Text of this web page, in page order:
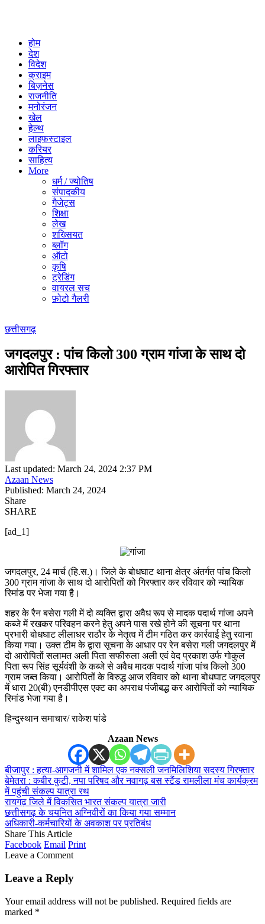
होम
देश
विदेश
क्राइम
बिज़नेस
राजनीति
मनोरंजन
खेल
हेल्थ
लाइफस्टाइल
करियर
साहित्य
More
धर्म / ज्योतिष
संपादकीय
गैजेट्स
शिक्षा
लेख
शख्सियत
ब्लॉग
ऑटो
कृषि
ट्रेडिंग
वायरल सच
फ़ोटो गैलरी
छत्तीसगढ़
जगदलपुर : पांच किलो 300 ग्राम गांजा के साथ दो
आरोपित गिरफ्तार
Last updated: March 24, 2024 2:37 PM
Azaan News
Published: March 24, 2024
Share
SHARE
[ad_1]
जगदलपुर, 24 मार्च (हि.स.)। जिले के बोधघाट थाना क्षेत्र अंतर्गत पांच किलो
300 ग्राम गांजा के साथ दो आरोपितों को गिरफ्तार कर रविवार को न्यायिक
रिमांड पर भेजा गया है।
शहर के रैन बसेरा गली में दो व्यक्ति द्वारा अवैध रूप से मादक पदार्थ गांजा अपने
कब्जे में रखकर परिवहन करने हेतु अपने पास रखे होने की सूचना पर थाना
प्रभारी बोधघाट लीलाधर राठौर के नेतृत्व में टीम गठित कर कार्रवाई हेतु रवाना
किया गया। उक्त टीम के द्वारा सूचना के आधार पर रेन बसेरा गली जगदलपुर में
दो आरोपितों सलामत अली पिता सफीरुला अली एवं वेद प्रकाश उर्फ गोकुल
पिता रूप सिंह सूर्यवंशी के कब्जे से अवैध मादक पदार्थ गांजा पांच किलो 300
ग्राम जब्त किया। आरोपितों के विरुद्ध आज रविवार को थाना बोधघाट जगदलपुर
में धारा 20(बी) एनडीपीएस एक्ट का अपराध पंजीबद्ध कर आरोपितों को न्यायिक
रिमांड भेजा गया है।
हिन्दुस्थान समाचार/ राकेश पांडे
Azaan News
बीजापुर : हत्या-आगजनी में शामिल एक नक्सली जनमिलिशिया सदस्य गिरफ्तार
बेमेतरा : कबीर कुटी, नपा परिषद और नवागढ़ बस स्टैंड रामलीला मंच कार्यक्रम
में पहुंची संकल्प यात्रा रथ
रायगढ़ जिले में विकसित भारत संकल्प यात्रा जारी
छत्तीसगढ़ के चयनित अग्निवीरों का किया गया सम्मान
अधिकारी-कर्मचारियों के अवकाश पर प्रतिबंध
Share This Article
Facebook Email Print
Leave a Comment
Leave a Reply
Your email address will not be published. Required fields are
marked *